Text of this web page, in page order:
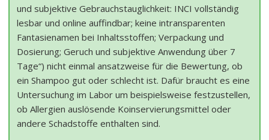
und subjektive Gebrauchstauglichkeit: INCI vollständig
lesbar und online auffindbar; keine intransparenten
Fantasienamen bei Inhaltsstoffen; Verpackung und
Dosierung; Geruch und subjektive Anwendung über 7
Tage“) nicht einmal ansatzweise für die Bewertung, ob
ein Shampoo gut oder schlecht ist. Dafür braucht es eine
Untersuchung im Labor um beispielsweise festzustellen,
ob Allergien auslösende Koinservierungsmittel oder
andere Schadstoffe enthalten sind.